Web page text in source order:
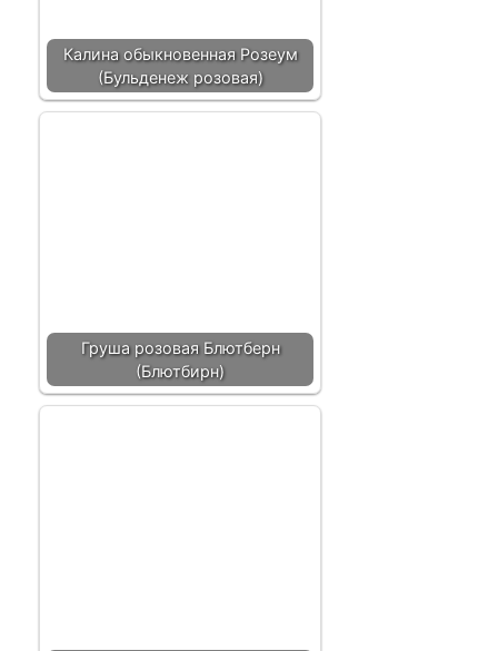
Калина обыкновенная Розеум
(Бульденеж розовая)
Груша розовая Блютберн
(Блютбирн)